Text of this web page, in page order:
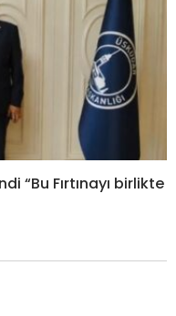
“Bu Fırtınayı birlikte